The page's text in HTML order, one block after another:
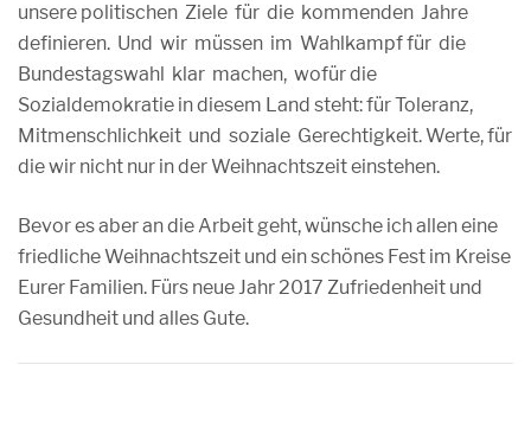
unsere politischen Ziele für die kommenden Jahre
definieren. Und wir müssen im Wahlkampf für die
Bundestagswahl klar machen, wofür die
Sozialdemokratie in diesem Land steht: für Toleranz,
Mitmenschlichkeit und soziale Gerechtigkeit. Werte, für
die wir nicht nur in der Weihnachtszeit einstehen.
Bevor es aber an die Arbeit geht, wünsche ich allen eine
friedliche Weihnachtszeit und ein schönes Fest im Kreise
Eurer Familien. Fürs neue Jahr 2017 Zufriedenheit und
Gesundheit und alles Gute.